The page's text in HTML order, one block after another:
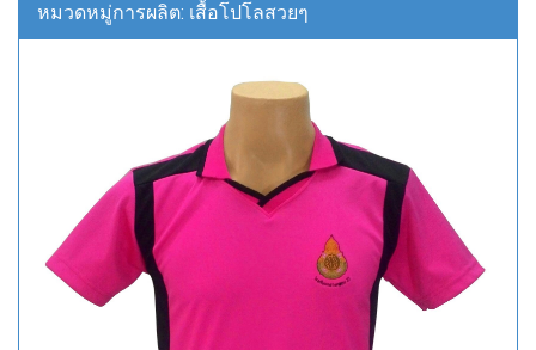
หมวดหมู่การผลิต: เสื้อโปโลสวยๆ